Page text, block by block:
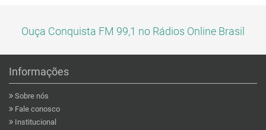
Ouça Conquista FM 99,1 no Rádios Online Brasil
Informações
Sobre nós
Fale conosco
Institucional